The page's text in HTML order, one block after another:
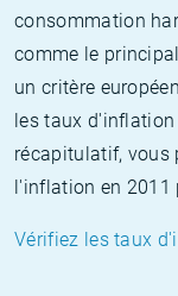
consommation
comme le
un critère
les taux d'inflation
récapitulatif, vous
l'inflation en 2011
Vérifiez les taux